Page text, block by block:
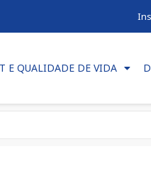
E QUALIDADE DE VIDA